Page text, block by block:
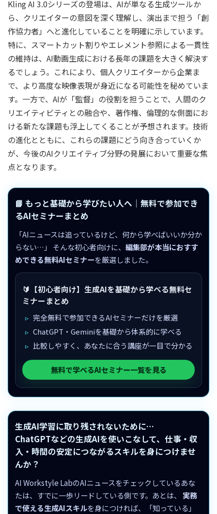
Kling AI 3.0シリーズの登場は、AIが単なる生成ツールか
ら、クリエイターの意図を深く理解し、演出まで担う「創
作協力者」へと進化していることを明確に示しています。
特に、スマートカット割りやエレメント参照による一貫性
の維持は、AI動画生成における長年の課題を大きく解決す
るでしょう。これにより、個人クリエイターから企業ま
で、より高度な映像表現が身近になる可能性を秘めていま
す。一方で、AIが「監督」の役割を担うことで、人間のク
リエイティビティとの融合や、著作権、倫理的な側面にお
ける新たな課題も浮上してくることが予想されます。技術
の進化とともに、これらの課題にどう向き合っていくか
が、今後のAIクリエイティブ分野の発展において重要な焦
点となります。
📘 もっと基礎から学びたい人へ｜無料で参加でき
るAIセミナーまとめ
「AIニュースは追っているけど、何から学べばいいか分か
らない…」 そんな初心者向けに、 編集部が本当におすす
めできる無料AIセミナーを厳選しました。
🔰【初心者向け】生成AIを基礎から学べる無料セ
ミナーまとめ
完全無料で参加できるAIセミナーだけを厳選
ChatGPT・Geminiを基礎から体系的に学べる
比較しやすく、あなたに合う講座が一目で分かる
無料で学べるAIセミナー一覧を見る
生成AI学習に取り残されないために…
ChatGPTなどの生成AIを使いこなして、仕事・収
入・時間の安定につながるスキルを身につけませ
んか？
AI Workstyle LabのAIニュースをチェックしているあな
たは、すでに一歩リードしている側です。あとは、 実務
で使える生成AIスキルを身につければ、「知っている」